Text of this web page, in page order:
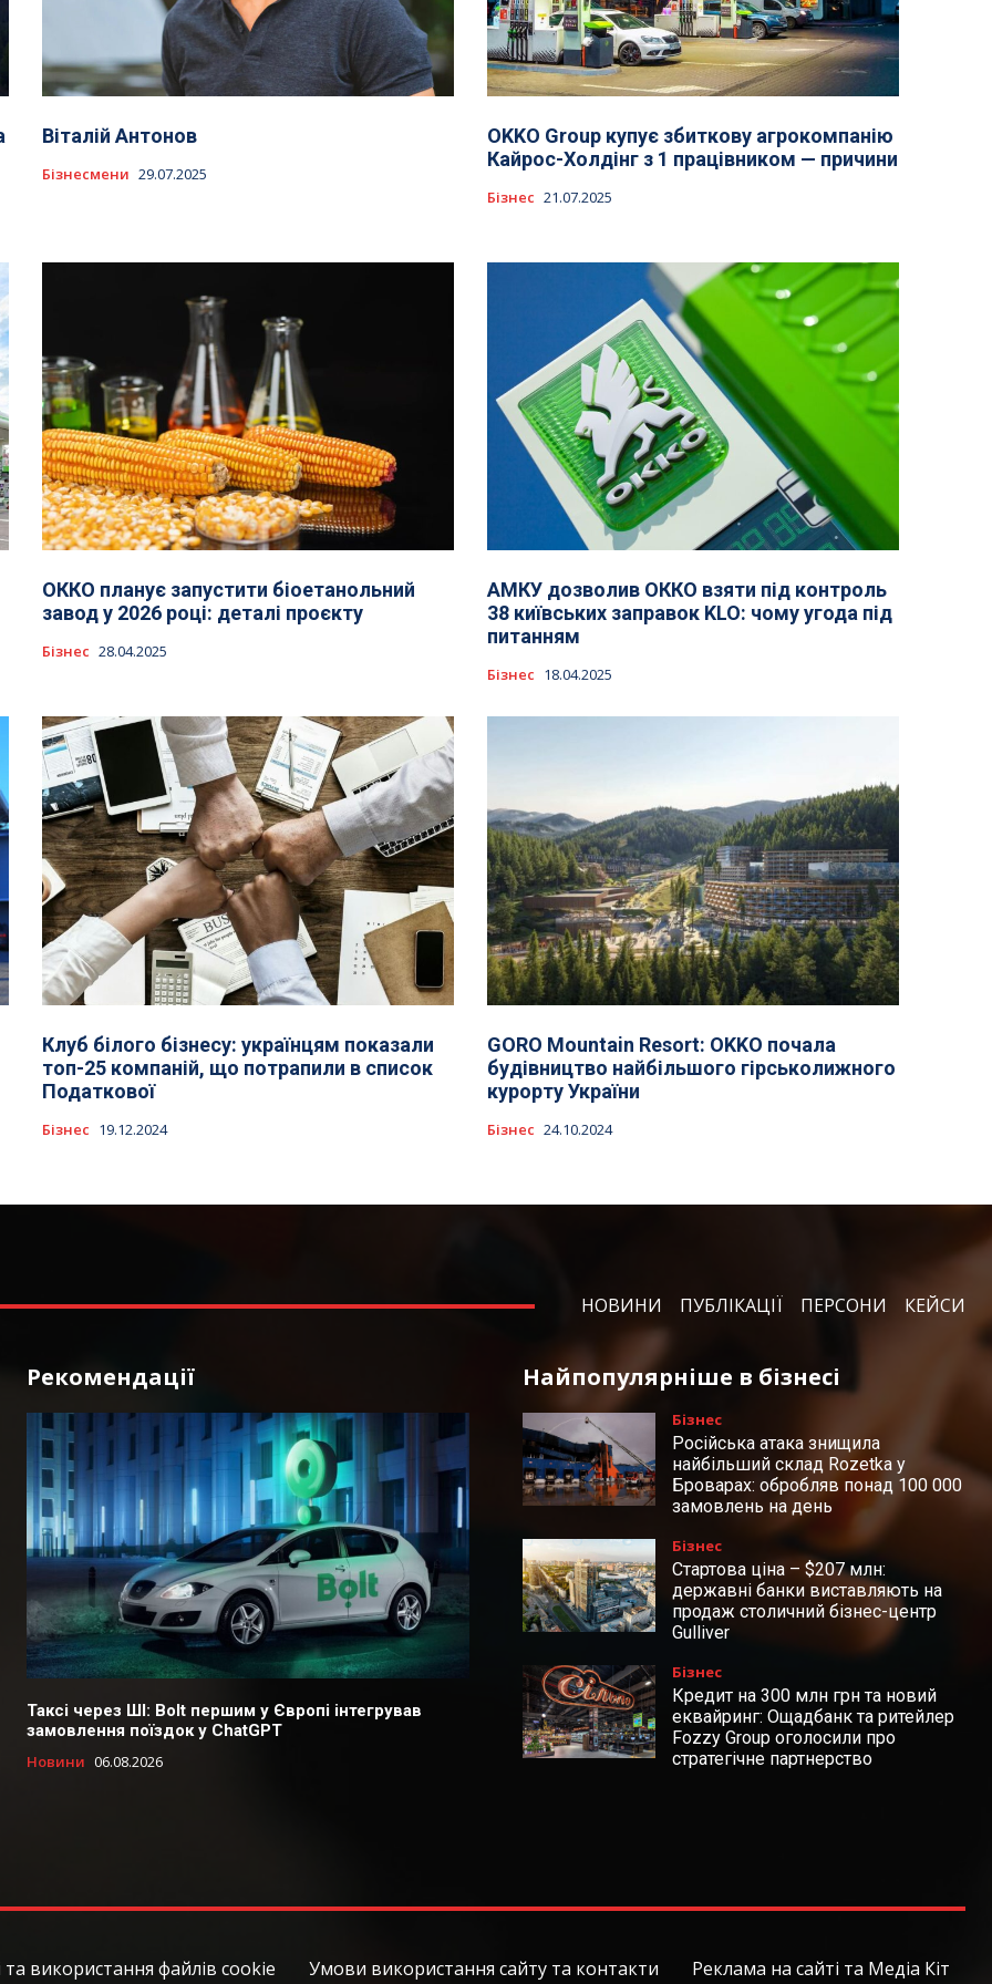
Віталій Антонов
Бізнесмени 29.07.2025
OKKO Group купує збиткову агрокомпанію
Кайрос-Холдінг з 1 працівником — причини
Бізнес 21.07.2025
ОККО планує запустити біоетанольний
завод у 2026 році: деталі проєкту
Бізнес 28.04.2025
АМКУ дозволив ОККО взяти під контроль
38 київських заправок KLO: чому угода під
питанням
Бізнес 18.04.2025
Клуб білого бізнесу: українцям показали
топ-25 компаній, що потрапили в список
Податкової
Бізнес 19.12.2024
GORO Mountain Resort: OKKO почала
будівництво найбільшого гірськолижного
курорту України
Бізнес 24.10.2024
НОВИНИ ПУБЛІКАЦІЇ ПЕРСОНИ КЕЙСИ
Рекомендації
Таксі через ШІ: Bolt першим у Європі інтегрував
замовлення поїздок у ChatGPT
Новини 06.08.2026
Найпопулярніше в бізнесі
Бізнес
Російська атака знищила
найбільший склад Rozetka у
Броварах: обробляв понад 100 000
замовлень на день
Бізнес
Стартова ціна – $207 млн:
державні банки виставляють на
продаж столичний бізнес-центр
Gulliver
Бізнес
Кредит на 300 млн грн та новий
еквайринг: Ощадбанк та ритейлер
Fozzy Group оголосили про
стратегічне партнерство
та використання файлів cookie Умови використання сайту та контакти Реклама на сайті та Медіа Кіт